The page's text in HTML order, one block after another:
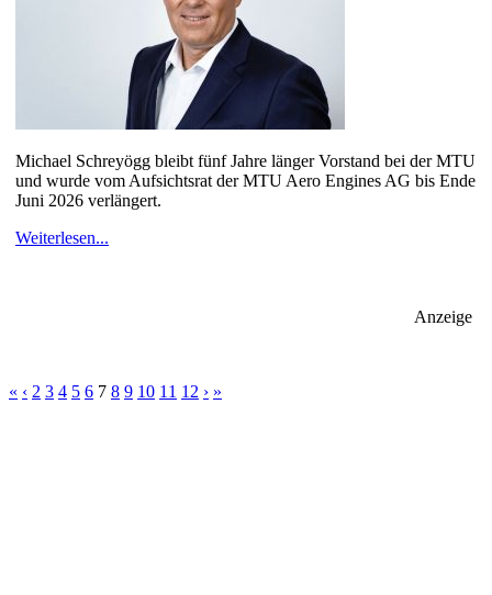
Michael Schreyögg bleibt fünf Jahre länger Vorstand bei der MTU
und wurde vom Aufsichtsrat der MTU Aero Engines AG bis Ende
Juni 2026 verlängert.
Weiterlesen...
Anzeige
« ‹ 2 3 4 5 6 7 8 9 10 11 12 › »